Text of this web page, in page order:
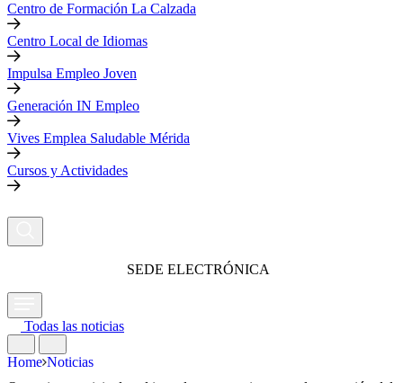
Centro de Formación La Calzada
Centro Local de Idiomas
Impulsa Empleo Joven
Generación IN Empleo
Vives Emplea Saludable Mérida
Cursos y Actividades
SEDE ELECTRÓNICA
Todas las noticias
Home Noticias